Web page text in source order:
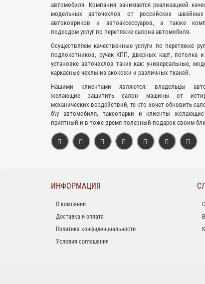
автомобиля. Компания занимается реализацией
модельных авточехлов от российских швейных
автоковриков и автоаксессуаров, а также
подходом услуг по перетяжке салона автомобиля.
Осуществляем качественные услуги по перетяжке
подлокотников, ручек КПП, дверных карт, потолка и
установке авточехлов таких как: универсальные,
каркасные чехлы из экокожи и различных тканей.
Нашими клиентами являются: владельцы
желающие защитить салон машины от
механических воздействий, те кто хочет обновить
б\у автомобиля, таксопарки и клиенты желающие
приятный и в тоже время полезный подарок своим
ИНФОРМАЦИЯ
О компании
Доставка и оплата
Политика конфиденциальности
Условия соглашения